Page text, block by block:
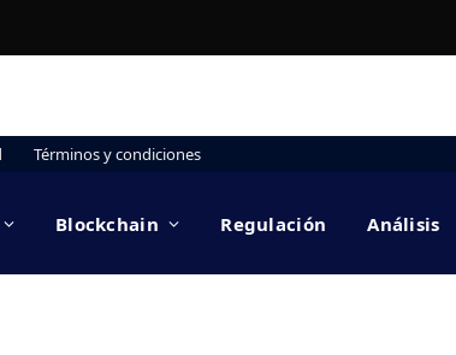
Términos y condiciones
Blockchain Regulación Análisis